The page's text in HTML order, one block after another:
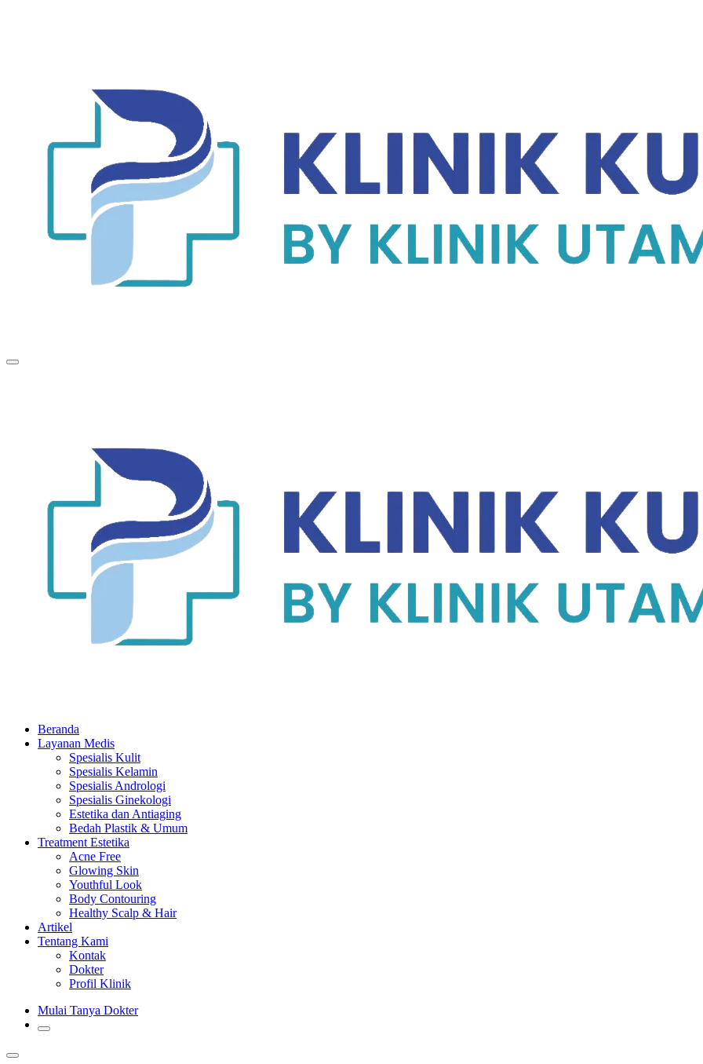
Beranda
Layanan Medis
Spesialis Kulit
Spesialis Kelamin
Spesialis Andrologi
Spesialis Ginekologi
Estetika dan Antiaging
Bedah Plastik & Umum
Treatment Estetika
Acne Free
Glowing Skin
Youthful Look
Body Contouring
Healthy Scalp & Hair
Artikel
Tentang Kami
Kontak
Dokter
Profil Klinik
Mulai Tanya Dokter